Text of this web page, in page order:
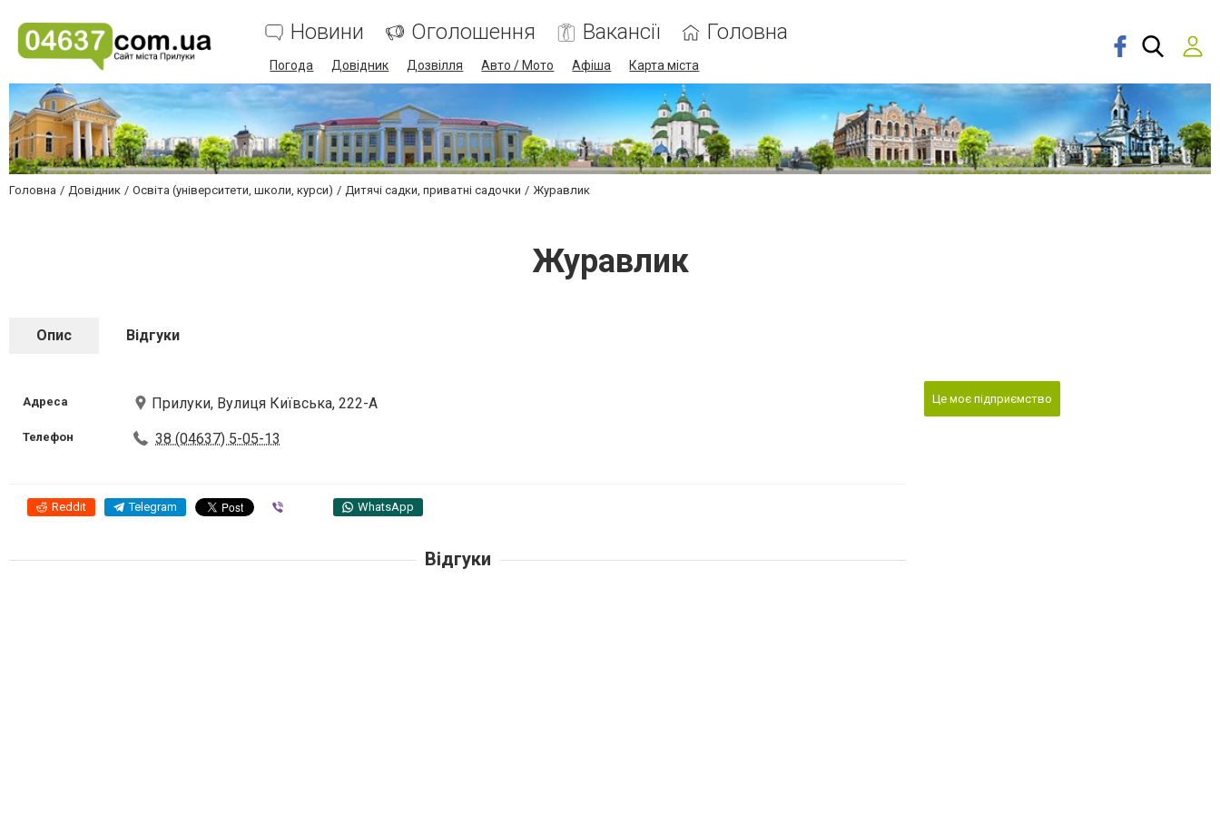
Новини Оголошення Вакансії Головна
Погода Довідник Дозвілля Авто / Мото Афіша Карта міста
Головна Довідник Освіта (університети, школи, курси) Дитячі садки, приватні садочки Журавлик
Журавлик
Опис Відгуки
Адреса Прилуки, Вулиця Київська, 222-А
Телефон 38 (04637) 5-05-13
Reddit Telegram WhatsApp
Це моє підприємство
Відгуки